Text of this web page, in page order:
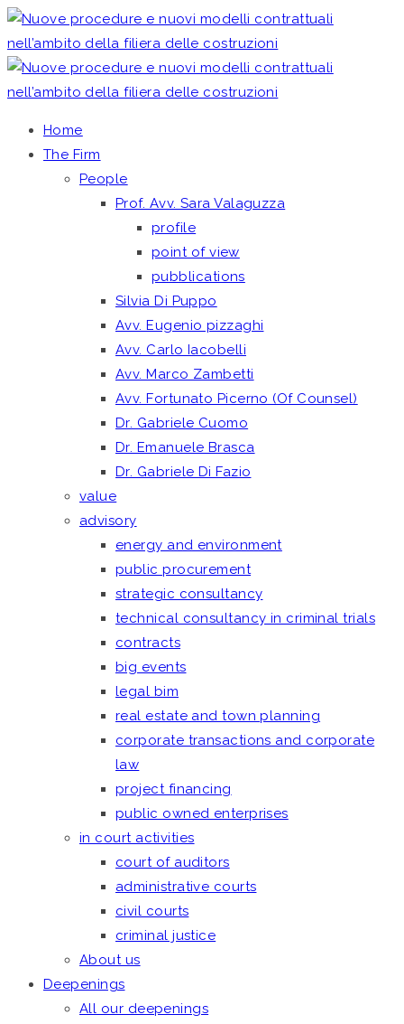
Home
The Firm
People
Prof. Avv. Sara Valaguzza
profile
point of view
pubblications
Silvia Di Puppo
Avv. Eugenio pizzaghi
Avv. Carlo Iacobelli
Avv. Marco Zambetti
Avv. Fortunato Picerno (Of Counsel)
Dr. Gabriele Cuomo
Dr. Emanuele Brasca
Dr. Gabriele Di Fazio
value
advisory
energy and environment
public procurement
strategic consultancy
technical consultancy in criminal trials
contracts
big events
legal bim
real estate and town planning
corporate transactions and corporate
law
project financing
public owned enterprises
in court activities
court of auditors
administrative courts
civil courts
criminal justice
About us
Deepenings
All our deepenings